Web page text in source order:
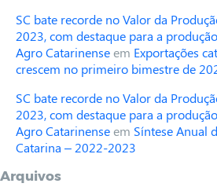
SC bate recorde no Valor da
2023, com destaque para a
Agro Catarinenseem Exportações
crescem no primeiro bimestre de
SC bate recorde no Valor da
2023, com destaque para a
Agro Catarinenseem Síntese Anual
Catarina – 2022-2023
Arquivos